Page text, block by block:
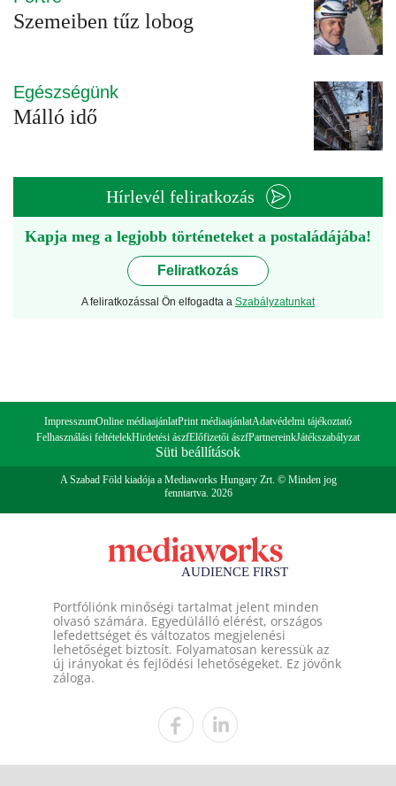
Szemeiben tűz lobog
Egészségünk
Málló idő
Hírlevél feliratkozás
Kapja meg a legjobb történeteket a postaládájába!
Feliratkozás
A feliratkozással Ön elfogadta a Szabályzatunkat
ImpresszumOnline médiaajánlatPrint médiaajánlatAdatvédelmi tájékoztató
Felhasználási feltételekHirdetési ászfElőfizetői ászfPartnereinkJátékszabályzat
Süti beállítások
A Szabad Föld kiadója a Mediaworks Hungary Zrt. © Minden jog
fenntartva. 2026
Portfóliónk minőségi tartalmat jelent minden
olvasó számára. Egyedülálló elérést, országos
lefedettséget és változatos megjelenési
lehetőséget biztosít. Folyamatosan keressük az
új irányokat és fejlődési lehetőségeket. Ez jövőnk
záloga.